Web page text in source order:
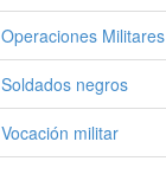
Operaciones Militares
Soldados negros
Vocación militar